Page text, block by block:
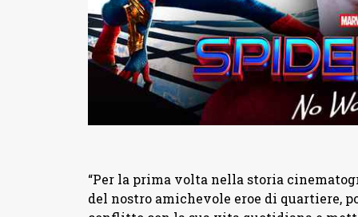
“Per la prima volta nella storia
del nostro amichevole eroe di quartiere,